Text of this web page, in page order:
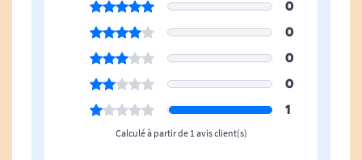
0
0
0
0
1
Calculé à partir de 1 avis client(s)